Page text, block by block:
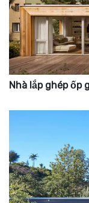
Nhà lắp ghép